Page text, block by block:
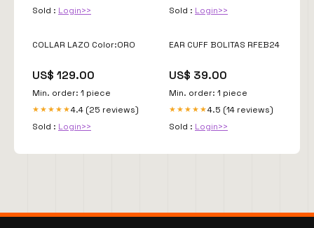
Sold : Login>>
Sold : Login>>
COLLAR LAZO Color:ORO
US$ 129.00
Min. order: 1 piece
★★★★★4.4 (25 reviews)
Sold : Login>>
EAR CUFF BOLITAS RFEB24
US$ 39.00
Min. order: 1 piece
★★★★★4.5 (14 reviews)
Sold : Login>>